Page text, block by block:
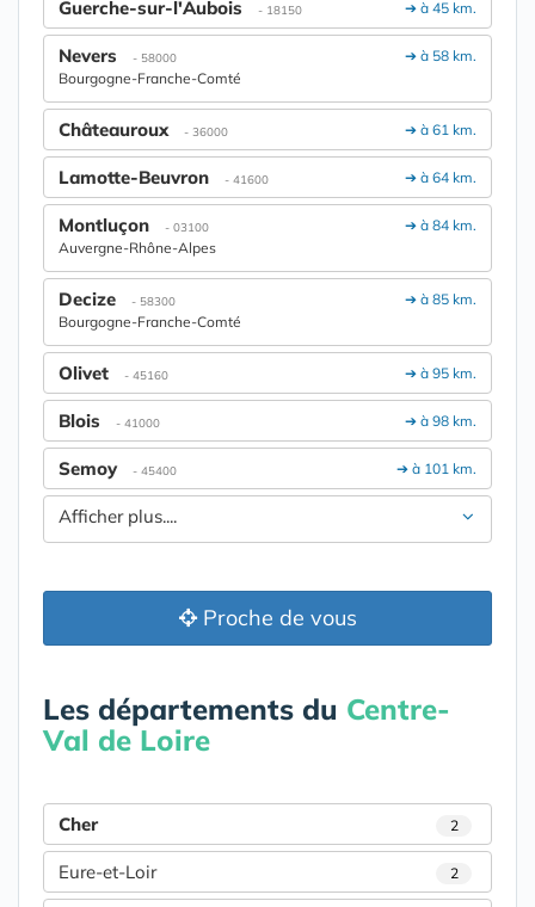
➔ à 45 km.
Guerche-sur-l'Aubois - 18150
➔ à 58 km.
Nevers - 58000
Bourgogne-Franche-Comté
➔ à 61 km.
Châteauroux - 36000
➔ à 64 km.
Lamotte-Beuvron - 41600
➔ à 84 km.
Montluçon - 03100
Auvergne-Rhône-Alpes
➔ à 85 km.
Decize - 58300
Bourgogne-Franche-Comté
➔ à 95 km.
Olivet - 45160
➔ à 98 km.
Blois - 41000
➔ à 101 km.
Semoy - 45400
Afficher plus....
Proche de vous
Les départements du Centre-
Val de Loire
Cher 2
Eure-et-Loir 2